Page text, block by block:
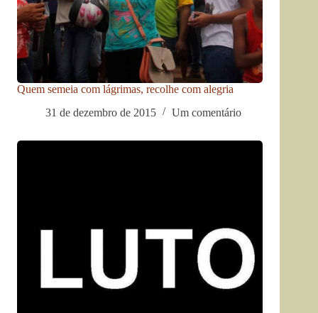
Quem semeia com lágrimas, recolhe com alegria
31 de dezembro de 2015
Um comentário